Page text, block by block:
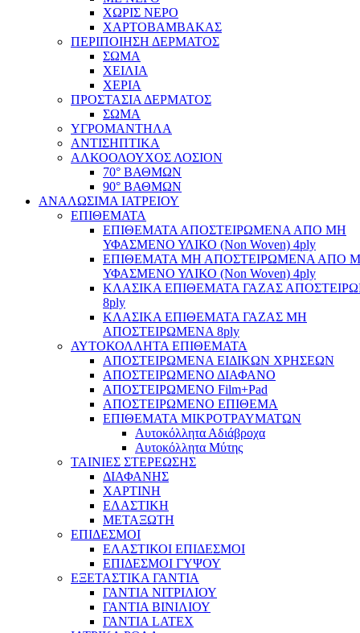
ΧΩΡΙΣ ΝΕΡΟ
ΧΑΡΤΟΒΑΜΒΑΚΑΣ
ΠΕΡΙΠΟΙΗΣΗ ΔΕΡΜΑΤΟΣ
ΣΩΜΑ
ΧΕΙΛΙΑ
ΧΕΡΙΑ
ΠΡΟΣΤΑΣΙΑ ΔΕΡΜΑΤΟΣ
ΣΩΜΑ
ΥΓΡΟΜΑΝΤΗΛΑ
ΑΝΤΙΣΗΠΤΙΚΑ
ΑΛΚΟΟΛΟΥΧΟΣ ΛΟΣΙΟΝ
70° ΒΑΘΜΩΝ
90° ΒΑΘΜΩΝ
ΑΝΑΛΩΣΙΜΑ ΙΑΤΡΕΙΟΥ
ΕΠΙΘΕΜΑΤΑ
ΕΠΙΘΕΜΑΤΑ ΑΠΟΣΤΕΙΡΩΜΕΝΑ ΑΠΟ ΜΗ
ΥΦΑΣΜΕΝΟ ΥΛΙΚΟ (Non Woven) 4ply
ΕΠΙΘΕΜΑΤΑ ΜΗ ΑΠΟΣΤΕΙΡΩΜΕΝΑ ΑΠΟ
ΥΦΑΣΜΕΝΟ ΥΛΙΚΟ (Non Woven) 4ply
ΚΛΑΣΙΚΑ ΕΠΙΘΕΜΑΤΑ ΓΑΖΑΣ
8ply
ΚΛΑΣΙΚΑ ΕΠΙΘΕΜΑΤΑ ΓΑΖΑΣ ΜΗ
ΑΠΟΣΤΕΙΡΩΜΕΝΑ 8ply
ΑΥΤΟΚΟΛΛΗΤΑ ΕΠΙΘΕΜΑΤΑ
ΑΠΟΣΤΕΙΡΩΜΕΝΑ ΕΙΔΙΚΩΝ ΧΡΗΣΕΩΝ
ΑΠΟΣΤΕΙΡΩΜΕΝΟ ΔΙΑΦΑΝΟ
ΑΠΟΣΤΕΙΡΩΜΕΝΟ Film+Pad
ΑΠΟΣΤΕΙΡΩΜΕΝΟ ΕΠΙΘΕΜΑ
ΕΠΙΘΕΜΑΤΑ ΜΙΚΡΟΤΡΑΥΜΑΤΩΝ
Αυτοκόλλητα Αδιάβροχα
Αυτοκόλλητα Μύτης
ΤΑΙΝΙΕΣ ΣΤΕΡΕΩΣΗΣ
ΔΙΑΦΑΝΗΣ
ΧΑΡΤΙΝΗ
ΕΛΑΣΤΙΚΗ
ΜΕΤΑΞΩΤΗ
ΕΠΙΔΕΣΜΟΙ
ΕΛΑΣΤΙΚΟΙ ΕΠΙΔΕΣΜΟΙ
ΕΠΙΔΕΣΜΟΙ ΓΥΨΟΥ
ΕΞΕΤΑΣΤΙΚΑ ΓΑΝΤΙΑ
ΓΑΝΤΙΑ ΝΙΤΡΙΛΙΟΥ
ΓΑΝΤΙΑ ΒΙΝΙΛΙΟΥ
ΓΑΝΤΙΑ LATEX